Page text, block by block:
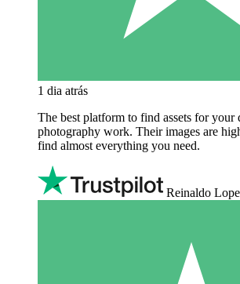
1 dia atrás
The best platform to find assets for your
photography work. Their images are
find almost everything you need.
Reinaldo